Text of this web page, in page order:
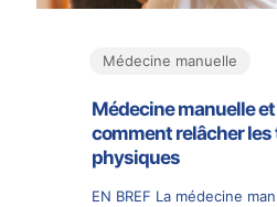
Médecine manuelle
Médecine manuelle
comment relâcher
physiques
EN BREF La médecine